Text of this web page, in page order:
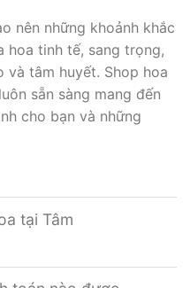
nên những khoảnh khắc
hoa tinh tế, sang trọng,
tâm huyết. Shop hoa
sẵn sàng mang đến
cho bạn và những
tại Tâm